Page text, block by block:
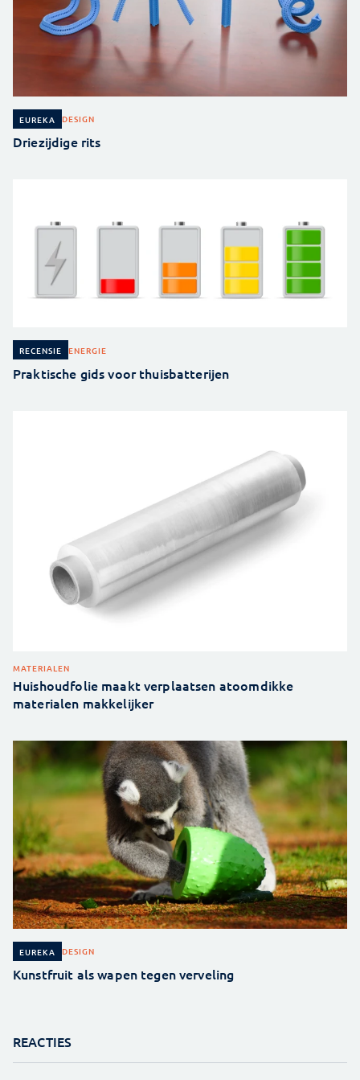
EUREKA DESIGN
Driezijdige rits
RECENSIE ENERGIE
Praktische gids voor thuisbatterijen
MATERIALEN
Huishoudfolie maakt verplaatsen atoomdikke
materialen makkelijker
EUREKA DESIGN
Kunstfruit als wapen tegen verveling
REACTIES